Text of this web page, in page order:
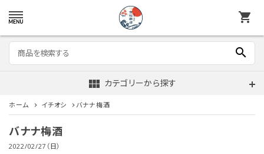
shopping_cart
search
view_module カテゴリーから探す
ホーム イチオシ バナナ梅酒
バナナ梅酒
2022/02/27（日）